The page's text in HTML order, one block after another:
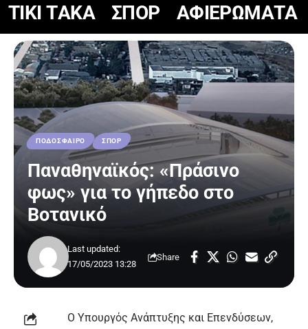
TIKΙ TΑΚΑ
ΣΠΟΡ ΑΦΙΕΡΩΜΑΤΑ
ΠΟΔΟΣΦΑΙΡΟ ΣΠΟΡ
Παναθηναϊκός: «Πράσινο
φως» για το γήπεδο στο
Βοτανικό
Last updated:
17/05/2023 13:28
Share
Ο Υπουργός Ανάπτυξης και Επενδύσεων,